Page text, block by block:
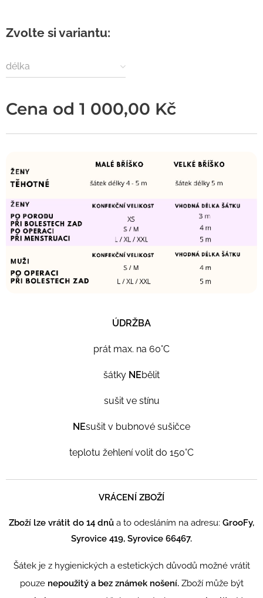
Zvolte si variantu:
délka
Cena od 1 000,00 Kč
ÚDRŽBA
prát max. na 60°C
šátky NEbělit
sušit ve stínu
NEsušit v bubnové sušičce
teplotu žehlení volit do 150°C
VRÁCENÍ ZBOŽÍ
Zboží lze vrátit do 14 dnů a to odesláním na adresu: GrooFy,
Syrovice 419, Syrovice 66467.
Šátek je z hygienických a estetických důvodů možné vrátit
pouze nepoužitý a bez známek nošení. Zboží může být